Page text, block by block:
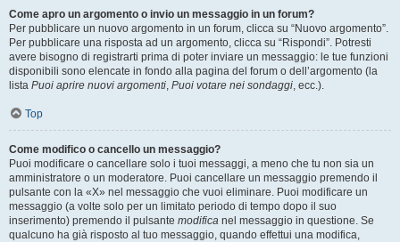
Come apro un argomento o invio un messaggio in un forum?
Per pubblicare un nuovo argomento in un forum, clicca su “Nuovo argomento”.
Per pubblicare una risposta ad un argomento, clicca su “Rispondi”. Potresti
avere bisogno di registrarti prima di poter inviare un messaggio: le tue funzioni
disponibili sono elencate in fondo alla pagina del forum o dell’argomento (la
lista Puoi aprire nuovi argomenti, Puoi votare nei sondaggi, ecc.).
Top
Come modifico o cancello un messaggio?
Puoi modificare o cancellare solo i tuoi messaggi, a meno che tu non sia un
amministratore o un moderatore. Puoi cancellare un messaggio premendo il
pulsante con la «X» nel messaggio che vuoi eliminare. Puoi modificare un
messaggio (a volte solo per un limitato periodo di tempo dopo il suo
inserimento) premendo il pulsante modifica nel messaggio in questione. Se
qualcuno ha già risposto al tuo messaggio, quando effettui una modifica,